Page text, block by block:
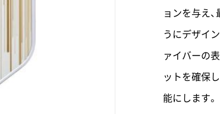
ョンを与え
うにデザイ
ァイバーの
ットを確保
能にします。